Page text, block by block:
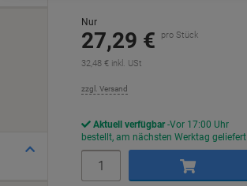
Nur
27,29 € pro Stück
32,48 € inkl. USt
zzgl. Versand
Aktuell verfügbar Vor 17:00 Uhr
bestellt, am nächsten Werktag geliefert